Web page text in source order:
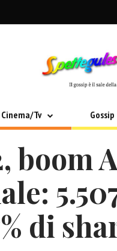
Cinema/Tv Gossip
boom
di